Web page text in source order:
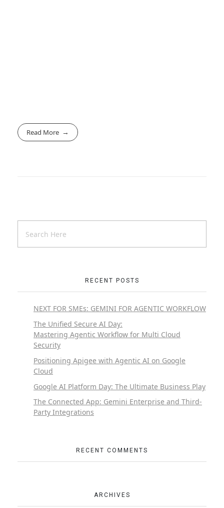
Read More
RECENT POSTS
NEXT FOR SMEs: GEMINI FOR AGENTIC WORKFLOW
The Unified Secure AI Day:
Mastering Agentic Workflow for Multi Cloud
Security
Positioning Apigee with Agentic AI on Google
Cloud
Google AI Platform Day: The Ultimate Business Play
The Connected App: Gemini Enterprise and Third-
Party Integrations
RECENT COMMENTS
ARCHIVES